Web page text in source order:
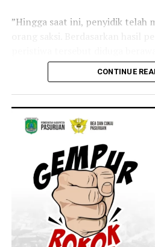
‎”Hingga saat ini, penyidik telah
tangga antara kedua orang tua
berujung pada dugaan
lain dengan imbalan sejumlah
Krisno.
‎Menurut Kapolda Jambi
masih terus didalami untuk
unsur pidana sesuai ketentuan
‎Kapolda juga tak menampik jika
pertama, namun menurutnya
negosiasi dan penegakan
‎”Yang terpenting korban dapat
CONTINUE